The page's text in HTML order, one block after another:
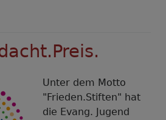
Unter dem Motto
"Frieden.Stiften" hat
die Evang. Jugend